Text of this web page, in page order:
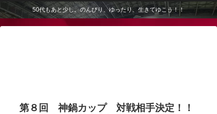
50代もあと少し。のんびり、ゆったり、生きてゆこう！！
第８回 神鍋カップ 対戦相手決定！！